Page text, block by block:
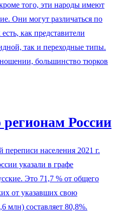
того, эти народы имеют
Они могут различаться по
как представители
так и переходные типы.
большинство тюрков
России
переписи населения 2021 г.
указали в графе
Это 71,7 % от общего
от указавших свою
млн) составляет 80,8%.